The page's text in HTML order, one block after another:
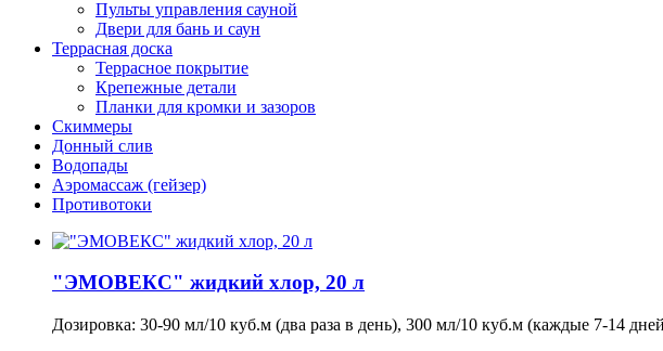
Пульты управления сауной
Двери для бань и саун
Террасная доска
Террасное покрытие
Крепежные детали
Планки для кромки и зазоров
Скиммеры
Донный слив
Водопады
Аэромассаж (гейзер)
Противотоки
"ЭМОВЕКС" жидкий хлор, 20 л
Дозировка: 30-90 мл/10 куб.м (два раза в день), 300 мл/10 куб.м (каждые 7-14